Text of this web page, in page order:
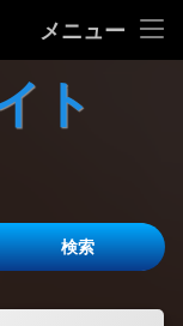
メニュー
ト